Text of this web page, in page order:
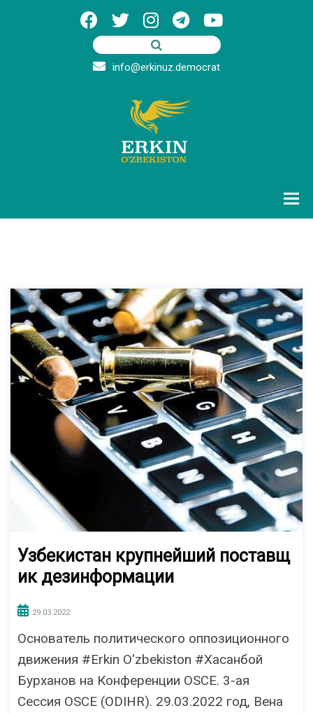
info@erkinuz.democrat
Узбекистан крупнейший поставщ
ик дезинформации
29.03.2022
Основатель политического оппозиционного
движения #Erkin O'zbekiston #Хасанбой
Бурханов на Конференции OSCE. 3-ая
Сессия OSCE (ODIHR). 29.03.2022 год, Вена